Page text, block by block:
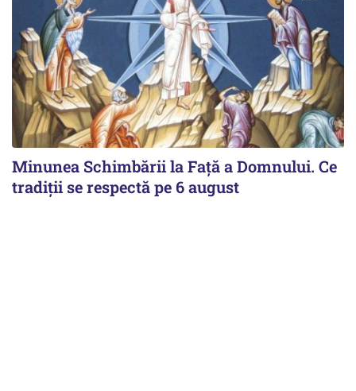
Minunea Schimbării la Față a Domnului. Ce
tradiții se respectă pe 6 august